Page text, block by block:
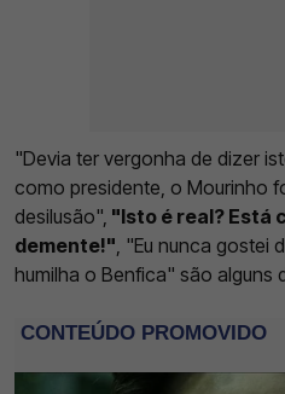
"Devia ter vergonha de dizer
como presidente, o Mourinho
desilusão", "Isto é real? Está
demente!", "Eu nunca gostei
humilha o Benfica" são alguns